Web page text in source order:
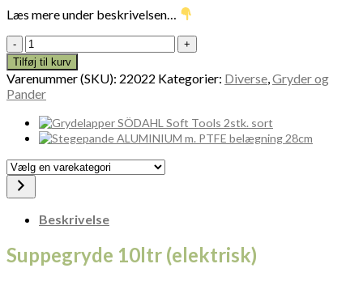
Læs mere under beskrivelsen…
Suppegryde
10ltr
(elektrisk)
22022
antal
Tilføj til kurv
Varenummer (SKU): 22022 Kategorier: Diverse,Gryder og
Pander
Vælg
en
varekategori
Beskrivelse
Suppegryde 10ltr (elektrisk)